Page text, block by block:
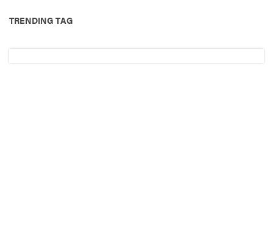
TRENDING TAG